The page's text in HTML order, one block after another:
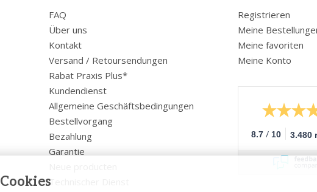
Cookies
FAQ
Über uns
Kontakt
Versand / Retoursendungen
Rabat Praxis Plus*
Kundendienst
Allgemeine Geschäftsbedingungen
Bestellvorgang
Bezahlung
Garantie
Technischer Dienst
Registrieren
Meine
Meine favoriten
Meine Konto
8.7 / 10 3.480